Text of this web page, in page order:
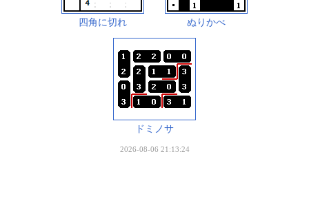
四角に切れ ぬりかべ
ドミノサ
2026-08-06 21:13:24